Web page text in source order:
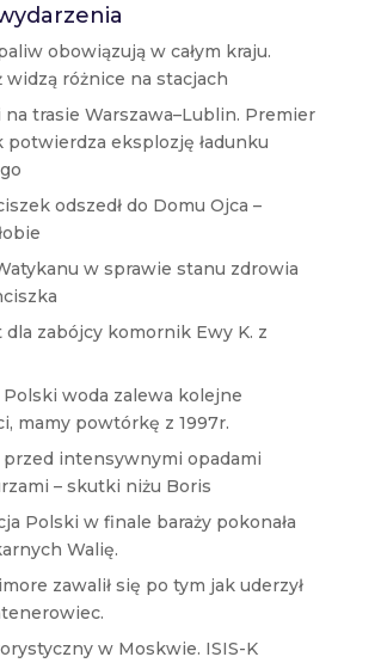
obowiązują w całym kraju.
widzą różnice na stacjach
trasie Warszawa–Lublin. Premier
potwierdza eksplozję ładunku
odszedł do Domu Ojca –
w sprawie stanu zdrowia
dla zabójcy komornik Ewy K. z
Polski woda zalewa kolejne
mamy powtórkę z 1997r.
intensywnymi opadami
– skutki niżu Boris
Polski w finale baraży pokonała
Walię.
zawalił się po tym jak uderzył
w Moskwie. ISIS-K